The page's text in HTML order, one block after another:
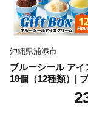
沖縄県浦添市
ブルーシール アイ
18個（12種類）|
ルアイス ブルーシ
スクリーム 着日